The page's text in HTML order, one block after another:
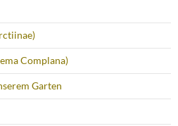
Complana)
Garten